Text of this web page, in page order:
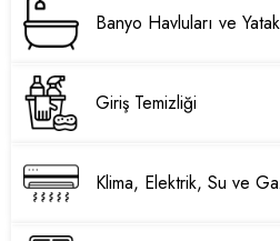
Banyo Havluları ve
Giriş Temizliği
Klima, Elektrik, Su ve